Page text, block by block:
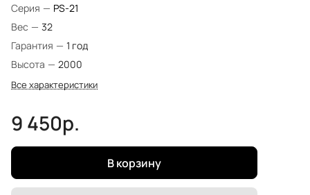
Серия — PS-21
Вес — 32
Гарантия — 1 год
Высота — 2000
Все характеристики
9 450р.
В корзину